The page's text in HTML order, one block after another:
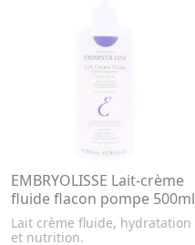
EMBRYOLISSE Lait-crème
fluide flacon pompe 500ml
Lait crème fluide, hydratation
et nutrition.